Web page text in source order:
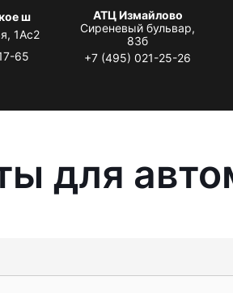
ш
1Ас2
65
АТЦ Измайлово
Сиреневый бульвар,
83б
+7 (495) 021-25-26
для